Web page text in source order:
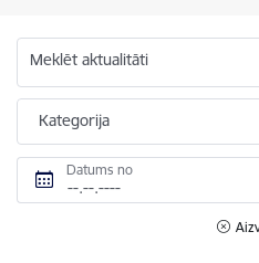
Meklēt aktualitāti
Kategorija
Datums no